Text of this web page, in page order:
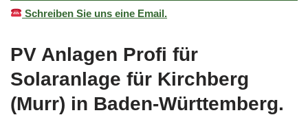
Schreiben Sie uns eine Email.
PV Anlagen Profi für
Solaranlage für Kirchberg
(Murr) in Baden-Württemberg.